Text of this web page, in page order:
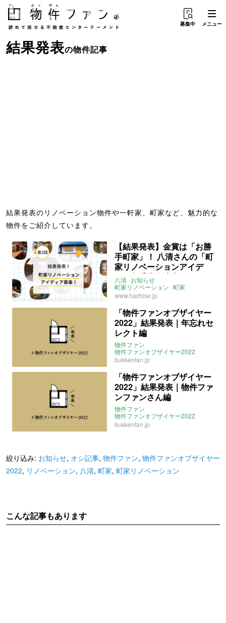
募集中 メニュー
結果発表の物件記事
結果発表のリノベーション物件や一軒家、町家など、魅力的な
物件をご紹介しています。
【結果発表】金賞は「お勝
手町家」！ 八清さんの「町
家リノベーションアイデ
ア」各受賞作決定
八清 お知らせ
町家リノベーション 町家
リノベーション
www.hachise.jp
「物件ファンオブザイヤー
2022」結果発表｜年忘れセ
レクト編
物件ファン
物件ファンオブザイヤー2022
オシ記事
お知らせ
bukkenfan.jp
「物件ファンオブザイヤー
2022」結果発表｜物件ファ
ンファンさん編
物件ファン
物件ファンオブザイヤー2022
オシ記事
お知らせ
bukkenfan.jp
絞り込み: お知らせ, オシ記事, 物件ファン, 物件ファンオブザイヤー
2022, リノベーション, 八清, 町家, 町家リノベーション
こんな記事もあります